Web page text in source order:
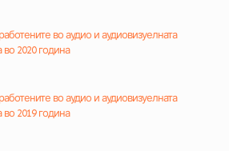
во аудио и аудиовизуелната
2020 година
во аудио и аудиовизуелната
2019 година